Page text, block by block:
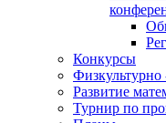
Конкурсы
Развитие
Турнир по